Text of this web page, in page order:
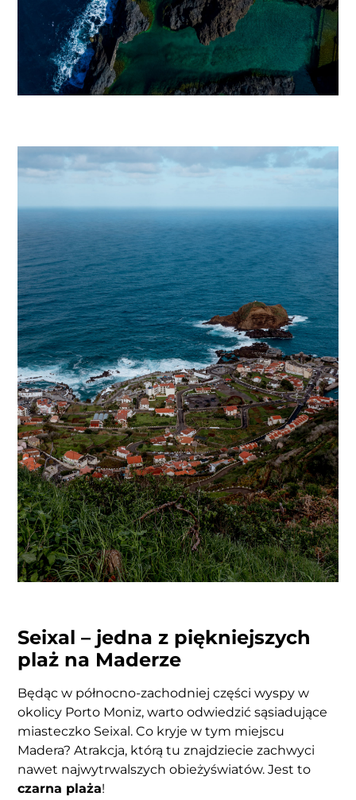
Seixal – jedna z piękniejszych
plaż na Maderze
Będąc w północno-zachodniej części wyspy w
okolicy Porto Moniz, warto odwiedzić sąsiadujące
miasteczko Seixal. Co kryje w tym miejscu
Madera? Atrakcja, którą tu znajdziecie zachwyci
nawet najwytrwalszych obieżyświatów. Jest to
czarna plaża!